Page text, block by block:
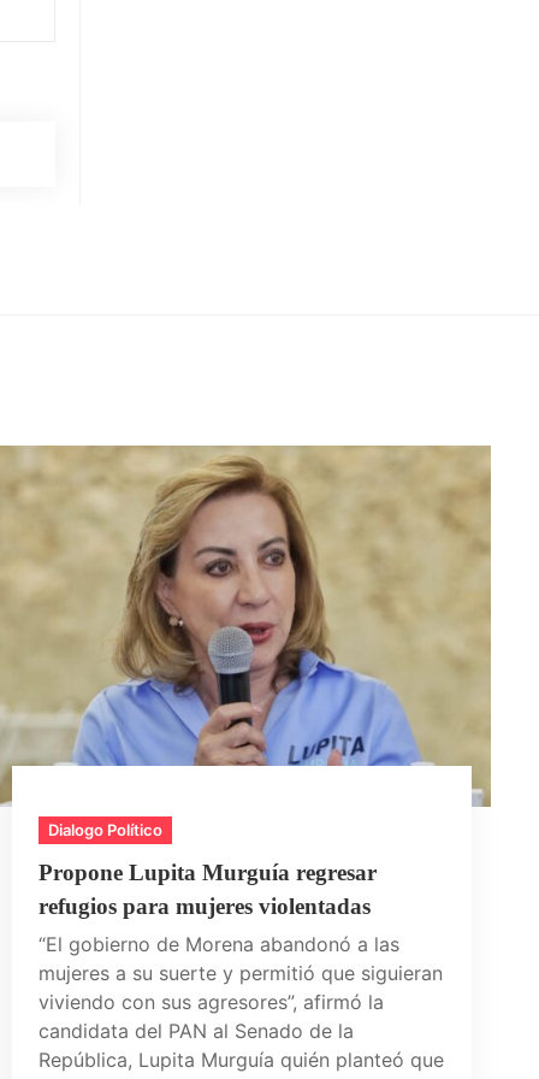
Dialogo Político
Propone Lupita Murguía regresar
refugios para mujeres violentadas
“El gobierno de Morena abandonó a las
mujeres a su suerte y permitió que siguieran
viviendo con sus agresores”, afirmó la
candidata del PAN al Senado de la
República, Lupita Murguía quién planteó que